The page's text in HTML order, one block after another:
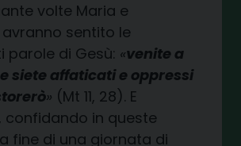
volte Maria e
sentito le
parole di Gesù: «venite a
siete affaticati e oppressi
» (Mt 11, 28). E
confidando in queste
fine di una giornata di